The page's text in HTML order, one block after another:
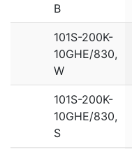
B
101S-200K-
10GHE/830,
W
101S-200K-
10GHE/830,
S